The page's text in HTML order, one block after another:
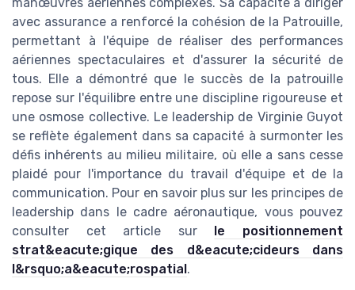
avec assurance a renforcé la cohésion de la Patrouille,
permettant à l'équipe de réaliser des performances
aériennes spectaculaires et d'assurer la sécurité de
tous. Elle a démontré que le succès de la patrouille
repose sur l'équilibre entre une discipline rigoureuse et
une osmose collective. Le leadership de Virginie Guyot
se reflète également dans sa capacité à surmonter les
défis inhérents au milieu militaire, où elle a sans cesse
plaidé pour l'importance du travail d'équipe et de la
communication. Pour en savoir plus sur les principes de
leadership dans le cadre aéronautique, vous pouvez
consulter cet article sur le positionnement
strat&eacute;gique des d&eacute;cideurs dans
l&rsquo;a&eacute;rospatial.